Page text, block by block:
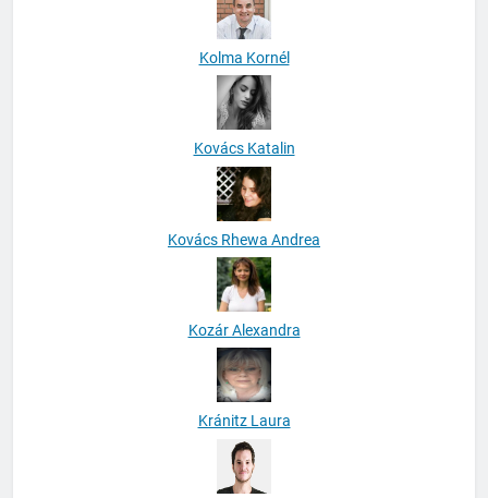
Kolma Kornél
Kovács Katalin
Kovács Rhewa Andrea
Kozár Alexandra
Kránitz Laura